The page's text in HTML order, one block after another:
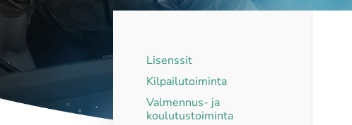
Lisenssit
Kilpailutoiminta
Valmennus- ja
koulutustoiminta